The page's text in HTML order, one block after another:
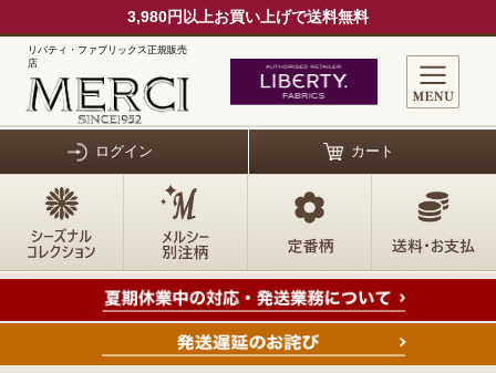
3,980円以上お買い上げで送料無料
リバティ・ファブリックス正規販売
店
ログイン カート